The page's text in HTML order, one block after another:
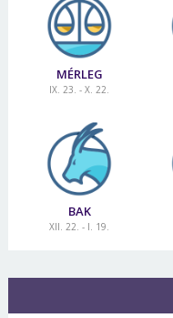
MÉRLEG
IX. 23. - X. 22.
BAK
XII. 22. - I. 19.